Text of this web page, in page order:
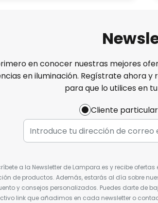
en conocer nuestras mejores
en iluminación. Regístrate ahora y
para que lo utilices en
Cliente particular
a la Newsletter de Lampara.es y recibe
de productos. Además, estarás al día sobre
y consejos personalizados. Puedes darte de
link que añadimos en cada newsletter o